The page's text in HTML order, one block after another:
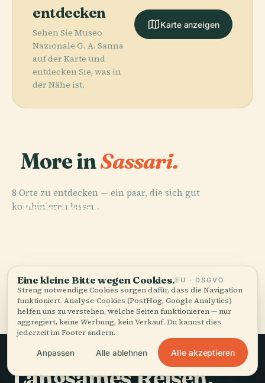
entdecken
Sehen Sie Museo
Nazionale G. A. Sanna
auf der Karte und
entdecken Sie, was in
der Nähe ist.
Karte anzeigen
More inSassari.
8 Orte zu entdecken — ein paar, die sich gut
kombinieren lassen.
PLACE
Kathedrale Von
PLACE
PLACE
PLACE
Alle 8 Orte in Sassari
Eine kleine Bitte wegen Cookies.EU · DSGVO
Streng notwendige Cookies sorgen dafür, dass die Navigation
funktioniert. Analyse-Cookies (PostHog, Google Analytics)
helfen uns zu verstehen, welche Seiten funktionieren — nur
aggregiert, keine Werbung, kein Verkauf. Du kannst dies
jederzeit im Footer ändern.
Anpassen Alle ablehnen Alle akzeptieren